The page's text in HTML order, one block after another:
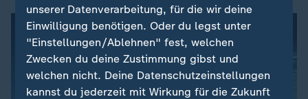
unserer Datenverarbeitung, für die wir deine
Einwilligung benötigen. Oder du legst unter
"Einstellungen/Ablehnen" fest, welchen
Zwecken du deine Zustimmung gibst und
welchen nicht. Deine Datenschutzeinstellungen
kannst du jederzeit mit Wirkung für die Zukunft